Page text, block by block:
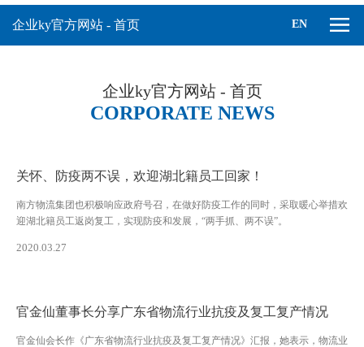
EN
企业ky官方网站 - 首页
企业ky官方网站 - 首页
CORPORATE NEWS
关怀、防疫两不误，欢迎湖北籍员工回家！
南方物流集团也积极响应政府号召，在做好防疫工作的同时，采取暖心举措欢
迎湖北籍员工返岗复工，实现防疫和发展，“两手抓、两不误”。
2020.03.27
官金仙董事长分享广东省物流行业抗疫及复工复产情况
官金仙会长作《广东省物流行业抗疫及复工复产情况》汇报，她表示，物流业